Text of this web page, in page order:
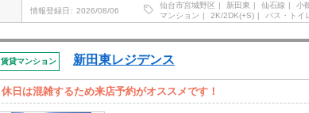
情報登録日 2026/08/06
仙台市宮城野区 新田東 仙石線 小
マンション
2K/2DK(+S) バス・トイ
賃貸マンション 新田東レジデンス
休日は混雑するため来店予約がオススメです！